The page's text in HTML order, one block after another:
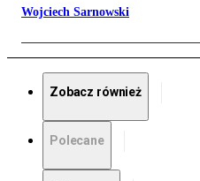
Wojciech Sarnowski
Zobacz również
Polecane